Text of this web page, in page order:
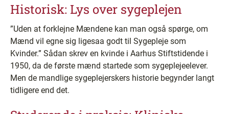
Historisk: Lys over sygeplejen
”Uden at forklejne Mændene kan man også spørge, om
Mænd vil egne sig ligesaa godt til Sygepleje som
Kvinder.” Sådan skrev en kvinde i Aarhus Stiftstidende i
1950, da de første mænd startede som sygeplejeelever.
Men de mandlige sygeplejerskers historie begynder langt
tidligere end det.